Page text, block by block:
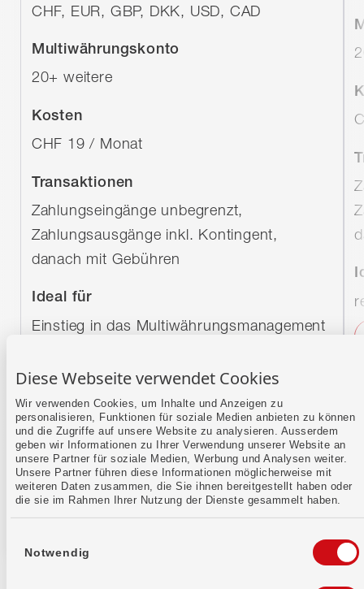
Diese Webseite verwendet Cookies
Wir verwenden Cookies, um Inhalte und Anzeigen zu
personalisieren, Funktionen für soziale Medien anbieten zu können
und die Zugriffe auf unsere Website zu analysieren. Ausserdem
geben wir Informationen zu Ihrer Verwendung unserer Website an
unsere Partner für soziale Medien, Werbung und Analysen weiter.
Unsere Partner führen diese Informationen möglicherweise mit
weiteren Daten zusammen, die Sie ihnen bereitgestellt haben oder
die sie im Rahmen Ihrer Nutzung der Dienste gesammelt haben.
Notwendig
CHF, EUR, GBP, DKK, USD, CAD
Multiwährungskonto
20+ weitere
Kosten
CHF 19 / Monat
Transaktionen
Zahlungseingänge unbegrenzt,
Zahlungsausgänge inkl. Kontingent,
danach mit Gebühren
Ideal für
Einstieg in das Multiwährungsmanagement